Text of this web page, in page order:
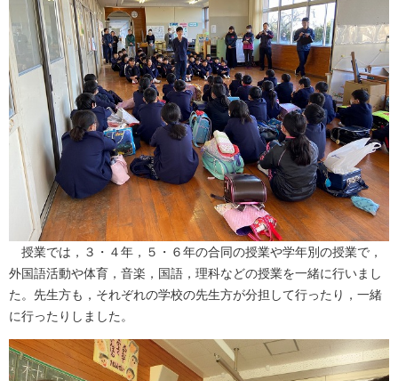
授業では，３・４年，５・６年の合同の授業や学年別の授業で，
外国語活動や体育，音楽，国語，理科などの授業を一緒に行いまし
た。先生方も，それぞれの学校の先生方が分担して行ったり，一緒
に行ったりしました。